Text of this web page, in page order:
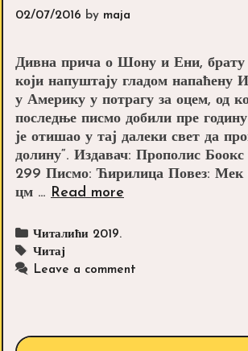
02/07/2016 by maja
Дивна прича о Шону и Ени, брату
који напуштају гладом напаћену
у Америку у потрагу за оцем, од
последње писмо добили пре
је отишао у тај далеки свет да
долину“. Издавач: Прополис Боокс
299 Писмо: Ћирилица Повез:
цм … Read moreЗлатна
Categories
Читалићи 2019.
Tags
Читај
Leave a comment